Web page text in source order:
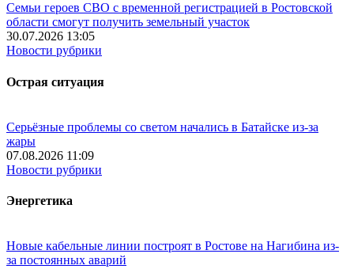
Семьи героев СВО с временной регистрацией в Ростовской
области смогут получить земельный участок
30.07.2026 13:05
Новости рубрики
Острая ситуация
Серьёзные проблемы со светом начались в Батайске из-за
жары
07.08.2026 11:09
Новости рубрики
Энергетика
Новые кабельные линии построят в Ростове на Нагибина из-
за постоянных аварий